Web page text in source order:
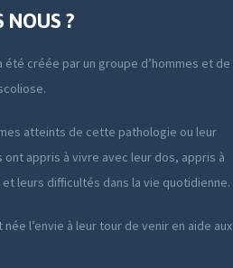
NOUS ?
été créée par un groupe d’hommes et de
atteints de cette pathologie ou leur
appris à vivre avec leur dos, appris à
leurs difficultés dans la vie quotidienne.
l’envie à leur tour de venir en aide aux